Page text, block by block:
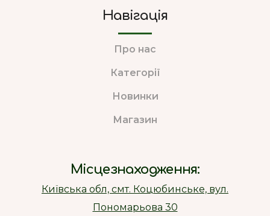
Навігація
Про нас
Категорії
Новинки
Магазин
Місцезнаходження:
Київська обл, смт. Коцюбинське, вул.
Пономарьова 30